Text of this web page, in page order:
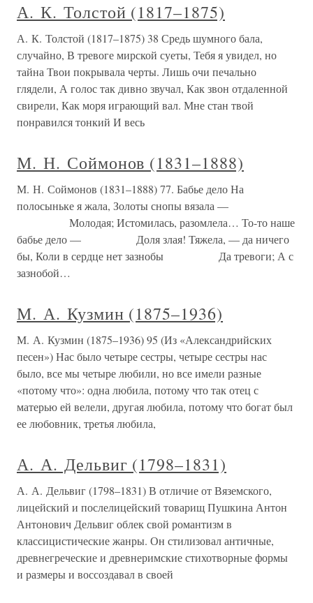
А. К. Толстой (1817–1875)
А. К. Толстой (1817–1875) 38 Средь шумного бала,
случайно, В тревоге мирской суеты, Тебя я увидел, но
тайна Твои покрывала черты. Лишь очи печально
глядели, А голос так дивно звучал, Как звон отдаленной
свирели, Как моря играющий вал. Мне стан твой
понравился тонкий И весь
М. Н. Соймонов (1831–1888)
М. Н. Соймонов (1831–1888) 77. Бабье дело На
полосыньке я жала, Золоты снопы вязала —
Молодая; Истомилась, разомлела… То-то наше
бабье дело — Доля злая! Тяжела, — да ничего
бы, Коли в сердце нет зазнобы Да тревоги; А с
зазнобой…
М. А. Кузмин (1875–1936)
М. А. Кузмин (1875–1936) 95 (Из «Александрийских
песен») Нас было четыре сестры, четыре сестры нас
было, все мы четыре любили, но все имели разные
«потому что»: одна любила, потому что так отец с
матерью ей велели, другая любила, потому что богат был
ее любовник, третья любила,
А. А. Дельвиг (1798–1831)
А. А. Дельвиг (1798–1831) В отличие от Вяземского,
лицейский и послелицейский товарищ Пушкина Антон
Антонович Дельвиг облек свой романтизм в
классицистические жанры. Он стилизовал античные,
древнегреческие и древнеримские стихотворные формы
и размеры и воссоздавал в своей